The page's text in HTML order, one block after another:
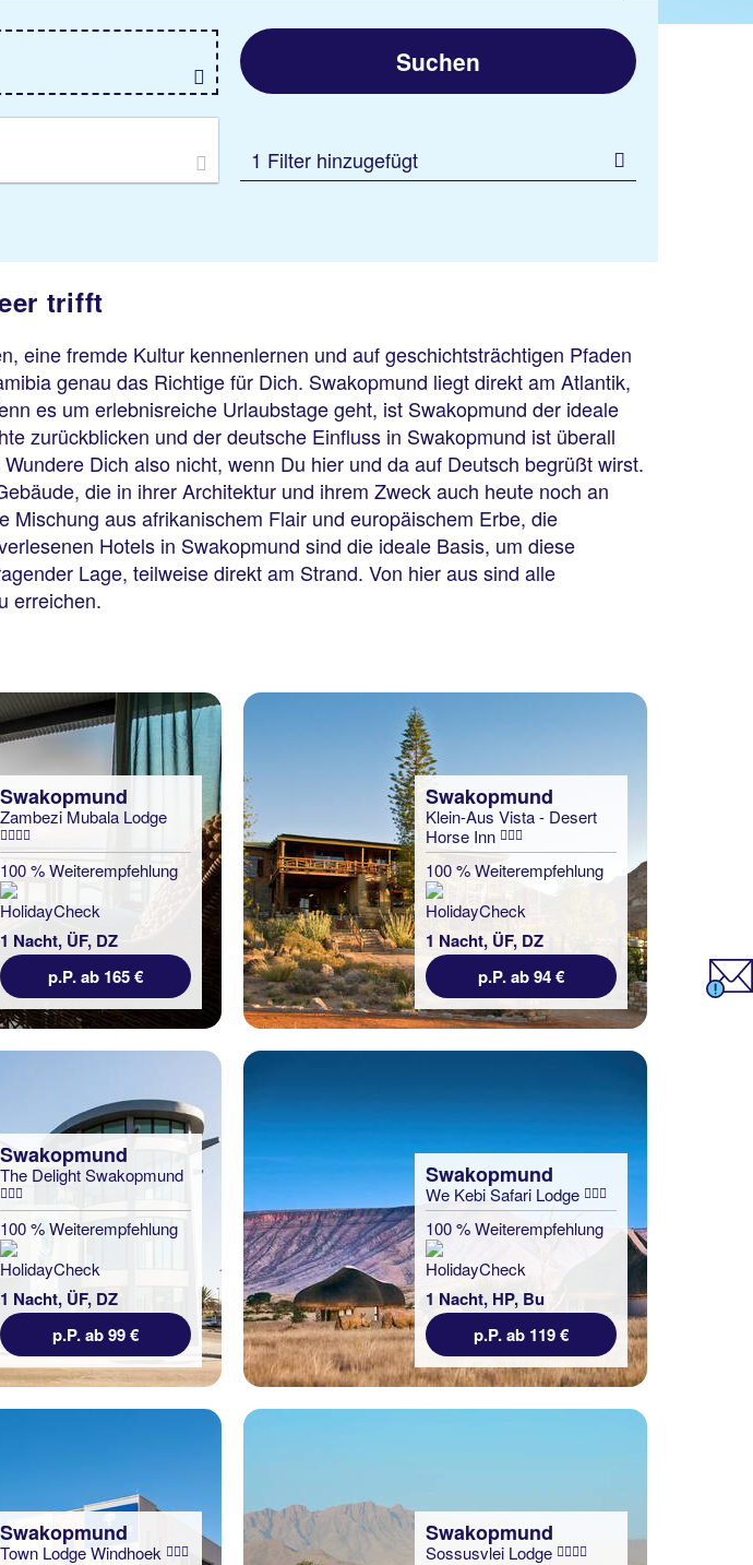
Suchen
1 Filter hinzugefügt
trifft
eine fremde Kultur kennenlernen und auf geschichtsträchtigen Pfaden
genau das Richtige für Dich. Swakopmund liegt direkt am Atlantik,
es um erlebnisreiche Urlaubstage geht, ist Swakopmund der ideale
zurückblicken und der deutsche Einfluss in Swakopmund ist überall
Dich also nicht, wenn Du hier und da auf Deutsch begrüßt wirst.
die in ihrer Architektur und ihrem Zweck auch heute noch an
aus afrikanischem Flair und europäischem Erbe, die
Hotels in Swakopmund sind die ideale Basis, um diese
Lage, teilweise direkt am Strand. Von hier aus sind alle
erreichen.
Swakopmund
Zambezi Mubala Lodge
100 % Weiterempfehlung
1 Nacht, ÜF, DZ
p.P. ab 165 €
Swakopmund
Klein-Aus Vista - Desert
Horse Inn
100 % Weiterempfehlung
1 Nacht, ÜF, DZ
p.P. ab 94 €
Swakopmund
The Delight Swakopmund
100 % Weiterempfehlung
1 Nacht, ÜF, DZ
p.P. ab 99 €
Swakopmund
We Kebi Safari Lodge
100 % Weiterempfehlung
1 Nacht, HP, Bu
p.P. ab 119 €
Swakopmund
Town Lodge Windhoek
Swakopmund
Sossusvlei Lodge